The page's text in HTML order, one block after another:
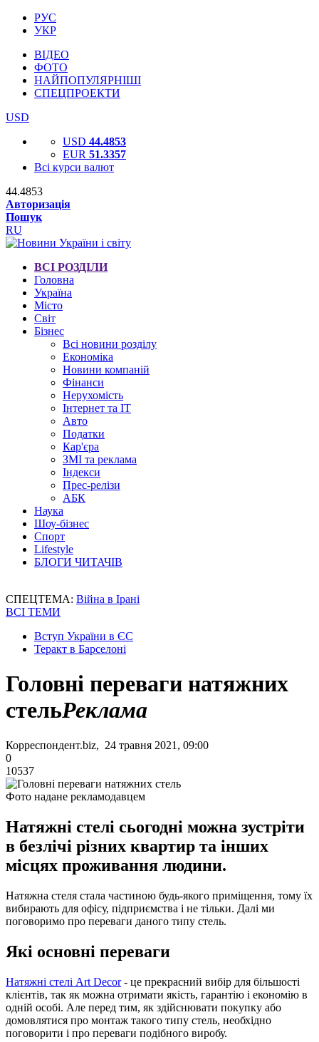
РУС
УКР
ВІДЕО
ФОТО
НАЙПОПУЛЯРНІШІ
СПЕЦПРОЕКТИ
USD
USD 44.4853
EUR 51.3357
Всі курси валют
44.4853
Авторизація
Пошук
RU
ВСІ РОЗДІЛИ
Головна
Україна
Місто
Світ
Бізнес
Всі новини розділу
Економіка
Новини компаній
Фінанси
Нерухомість
Інтернет та IT
Авто
Податки
Кар'єра
ЗМІ та реклама
Індекси
Прес-релізи
АБК
Наука
Шоу-бізнес
Спорт
Lifestyle
БЛОГИ ЧИТАЧІВ
СПЕЦТЕМА: Війна в Ірані
ВСІ ТЕМИ
Вступ України в ЄС
Теракт в Барселоні
Головні переваги натяжних
стельРеклама
Корреспондент.biz, 24 травня 2021, 09:00
0
10537
Фото надане рекламодавцем
Натяжні стелі сьогодні можна зустріти
в безлічі різних квартир та інших
місцях проживання людини.
Натяжна стеля стала частиною будь-якого приміщення, тому їх
вибирають для офісу, підприємства і не тільки. Далі ми
поговоримо про переваги даного типу стель.
Які основні переваги
Натяжні стелі Art Decor- це прекрасний вибір для більшості
клієнтів, так як можна отримати якість, гарантію і економію в
одній особі. Але перед тим, як здійснювати покупку або
домовлятися про монтаж такого типу стель, необхідно
поговорити і про переваги подібного виробу.